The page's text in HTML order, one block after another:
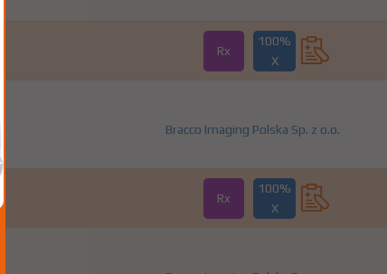
Rx
100%
X
Bracco Imaging Polska Sp. z o.o.
Rx
100%
X